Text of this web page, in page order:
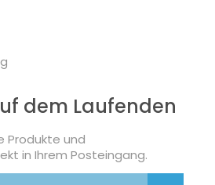
dem Laufenden
Produkte und
in Ihrem Posteingang.